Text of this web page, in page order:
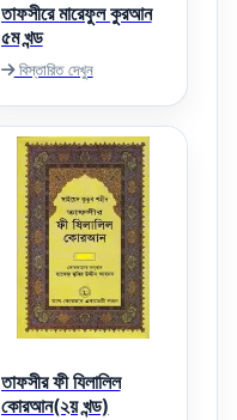
তাফসীরে মারেফুল কুরআন
৫ম খন্ড
বিস্তারিত দেখুন
তাফসীর ফী যিলালিল
কোরআন(২য় খন্ড)